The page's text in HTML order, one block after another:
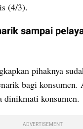
(4/3).
sampai
pihaknya
bagi konsumen.
dinikmati konsumen.
ADVERTISEMENT